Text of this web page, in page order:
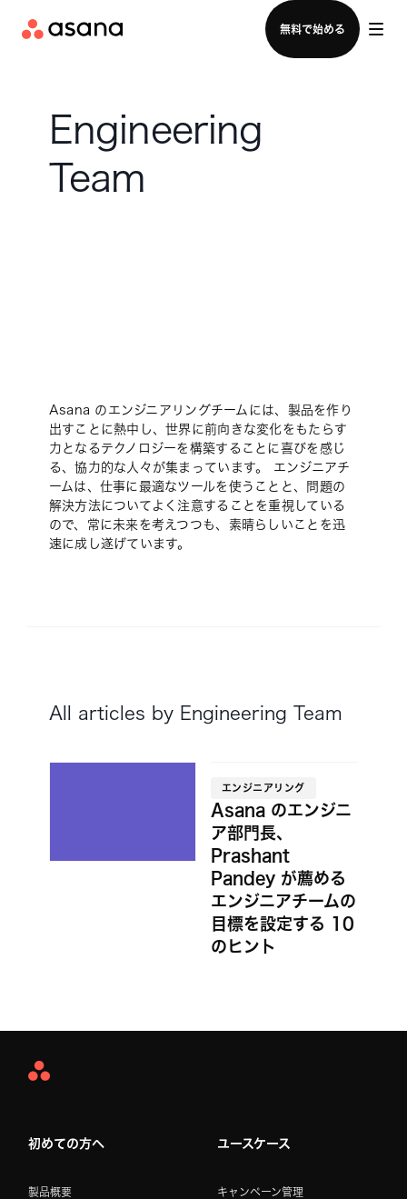
無料で始める
セールスチームに問い合わせる
Engineering
Team
Asana のエンジニアリングチームには、製品を作り
出すことに熱中し、世界に前向きな変化をもたらす
力となるテクノロジーを構築することに喜びを感じ
る、協力的な人々が集まっています。 エンジニアチ
ームは、仕事に最適なツールを使うことと、問題の
解決方法についてよく注意することを重視している
ので、常に未来を考えつつも、素晴らしいことを迅
速に成し遂げています。
All articles by Engineering Team
エンジニアリング
Asana のエンジニ
ア部門長、
Prashant
Pandey が薦める
エンジニアチームの
目標を設定する 10
のヒント
Asana
初めての方へ
製品概要
ユースケース
キャンペーン管理